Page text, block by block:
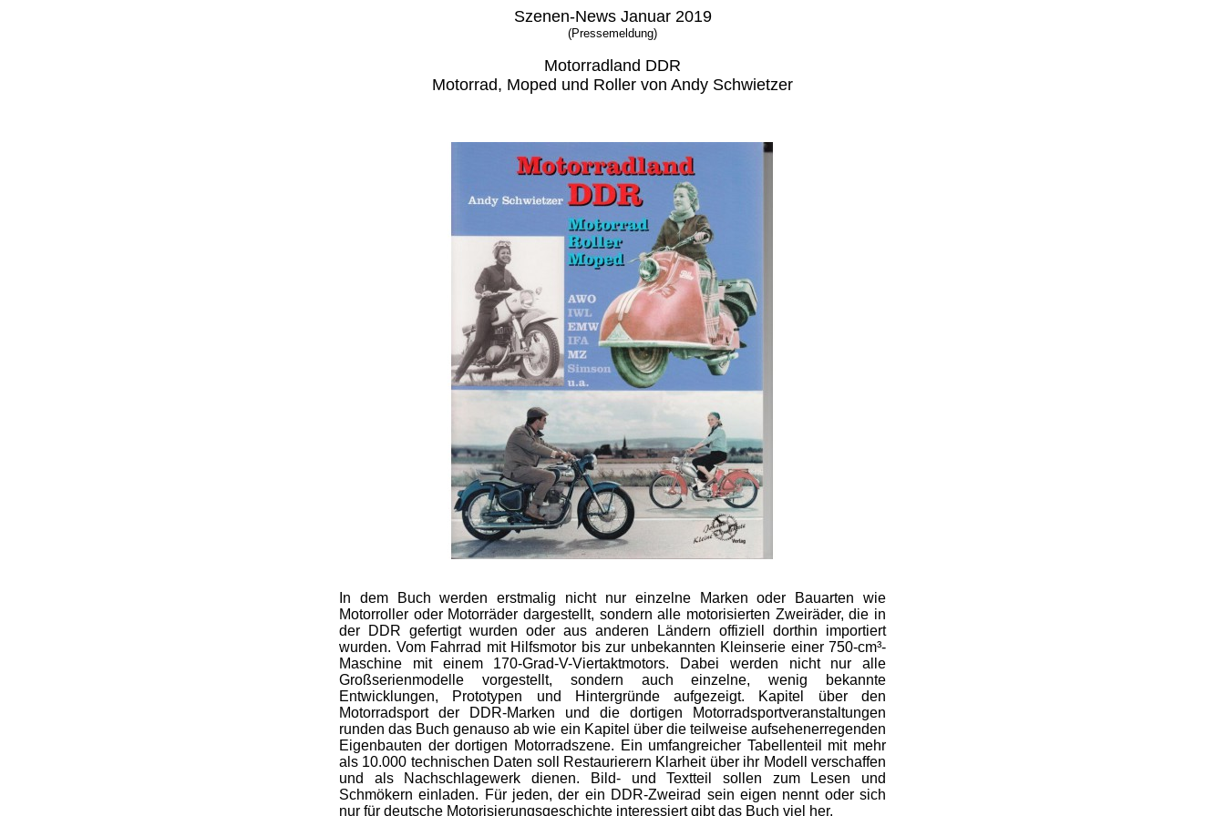
Szenen-News Januar 2019
(Pressemeldung)
Motorradland DDR
Motorrad, Moped und Roller von Andy Schwietzer
In dem Buch werden erstmalig nicht nur einzelne Marken oder Bauarten wie
Motorroller oder Motorräder dargestellt, sondern alle motorisierten Zweiräder, die in
der DDR gefertigt wurden oder aus anderen Ländern offiziell dorthin importiert
wurden. Vom Fahrrad mit Hilfsmotor bis zur unbekannten Kleinserie einer 750-cm³-
Maschine mit einem 170-Grad-V-Viertaktmotors. Dabei werden nicht nur alle
Großserienmodelle vorgestellt, sondern auch einzelne, wenig bekannte
Entwicklungen, Prototypen und Hintergründe aufgezeigt. Kapitel über den
Motorradsport der DDR-Marken und die dortigen Motorradsportveranstaltungen
runden das Buch genauso ab wie ein Kapitel über die teilweise aufsehenerregenden
Eigenbauten der dortigen Motorradszene. Ein umfangreicher Tabellenteil mit mehr
als 10.000 technischen Daten soll Restaurierern Klarheit über ihr Modell verschaffen
und als Nachschlagewerk dienen. Bild- und Textteil sollen zum Lesen und
Schmökern einladen. Für jeden, der ein DDR-Zweirad sein eigen nennt oder sich
nur für deutsche Motorisierungsgeschichte interessiert gibt das Buch viel her.